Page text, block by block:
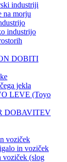
industriji
na morju
industrijo
DOBITI
jekla
LEVE (Toyo
DOBAVITEV
voziček
in voziček
voziček (slog